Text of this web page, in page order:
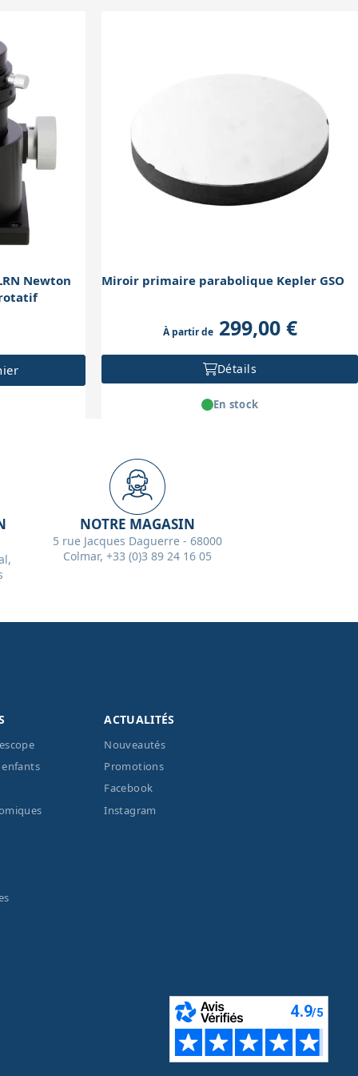
Newton
Miroir primaire parabolique Kepler GSO
À partir de299,00 €
Détails
En stock
NOTRE MAGASIN
5 rue Jacques Daguerre - 68000
Colmar, +33 (0)3 89 24 16 05
enfants
ACTUALITÉS
Nouveautés
Promotions
Facebook
Instagram